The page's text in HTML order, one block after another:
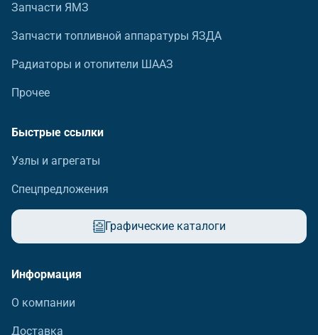
Запчасти ЯМЗ
Запчасти топливной аппаратуры ЯЗДА
Радиаторы и отопители ШААЗ
Прочее
Быстрые ссылки
Узлы и агрегаты
Спецпредложения
Графические каталоги
Информация
О компании
Доставка